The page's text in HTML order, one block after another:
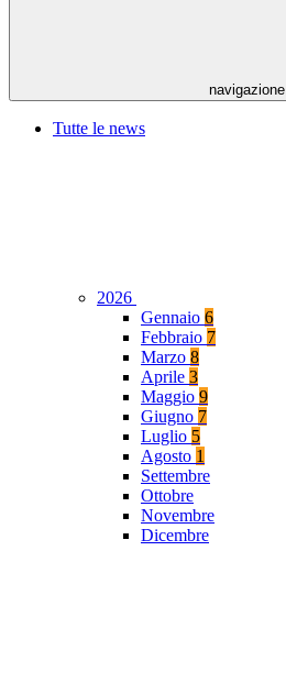
navigazione
Tutte le news
2026
Gennaio 6
Febbraio 7
Marzo 8
Aprile 3
Maggio 9
Giugno 7
Luglio 5
Agosto 1
Settembre
Ottobre
Novembre
Dicembre